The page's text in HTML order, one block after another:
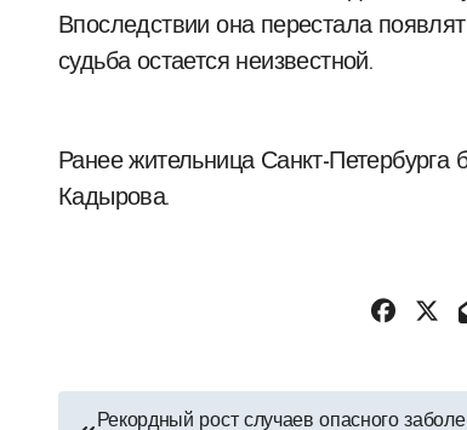
Впоследствии она перестала
судьба остается неизвестной.
Ранее жительница Санкт-
Кадырова.
Навигация
Рекордный рост случаев опасного